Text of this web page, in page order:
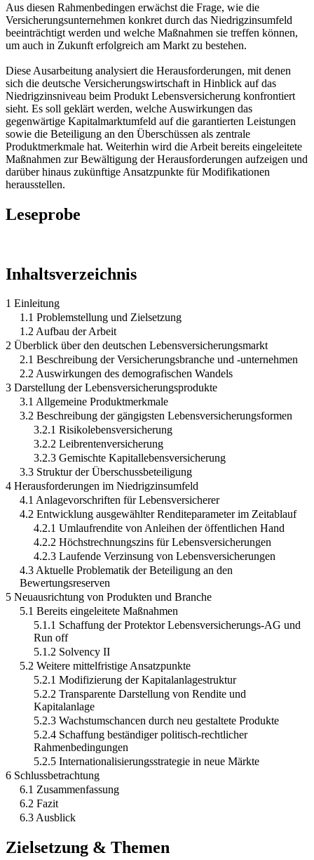
Aus diesen Rahmenbedingen erwächst die Frage, wie die
Versicherungsunternehmen konkret durch das Niedrigzinsumfeld
beeinträchtigt werden und welche Maßnahmen sie treffen können,
um auch in Zukunft erfolgreich am Markt zu bestehen.
Diese Ausarbeitung analysiert die Herausforderungen, mit denen
sich die deutsche Versicherungswirtschaft in Hinblick auf das
Niedrigzinsniveau beim Produkt Lebensversicherung konfrontiert
sieht. Es soll geklärt werden, welche Auswirkungen das
gegenwärtige Kapitalmarktumfeld auf die garantierten Leistungen
sowie die Beteiligung an den Überschüssen als zentrale
Produktmerkmale hat. Weiterhin wird die Arbeit bereits eingeleitete
Maßnahmen zur Bewältigung der Herausforderungen aufzeigen und
darüber hinaus zukünftige Ansatzpunkte für Modifikationen
herausstellen.
Leseprobe
Inhaltsverzeichnis
1 Einleitung
1.1 Problemstellung und Zielsetzung
1.2 Aufbau der Arbeit
2 Überblick über den deutschen Lebensversicherungsmarkt
2.1 Beschreibung der Versicherungsbranche und -unternehmen
2.2 Auswirkungen des demografischen Wandels
3 Darstellung der Lebensversicherungsprodukte
3.1 Allgemeine Produktmerkmale
3.2 Beschreibung der gängigsten Lebensversicherungsformen
3.2.1 Risikolebensversicherung
3.2.2 Leibrentenversicherung
3.2.3 Gemischte Kapitallebensversicherung
3.3 Struktur der Überschussbeteiligung
4 Herausforderungen im Niedrigzinsumfeld
4.1 Anlagevorschriften für Lebensversicherer
4.2 Entwicklung ausgewählter Renditeparameter im Zeitablauf
4.2.1 Umlaufrendite von Anleihen der öffentlichen Hand
4.2.2 Höchstrechnungszins für Lebensversicherungen
4.2.3 Laufende Verzinsung von Lebensversicherungen
4.3 Aktuelle Problematik der Beteiligung an den
Bewertungsreserven
5 Neuausrichtung von Produkten und Branche
5.1 Bereits eingeleitete Maßnahmen
5.1.1 Schaffung der Protektor Lebensversicherungs-AG und
Run off
5.1.2 Solvency II
5.2 Weitere mittelfristige Ansatzpunkte
5.2.1 Modifizierung der Kapitalanlagestruktur
5.2.2 Transparente Darstellung von Rendite und
Kapitalanlage
5.2.3 Wachstumschancen durch neu gestaltete Produkte
5.2.4 Schaffung beständiger politisch-rechtlicher
Rahmenbedingungen
5.2.5 Internationalisierungsstrategie in neue Märkte
6 Schlussbetrachtung
6.1 Zusammenfassung
6.2 Fazit
6.3 Ausblick
Zielsetzung & Themen